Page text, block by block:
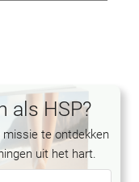
als HSP?
missie te ontdekken
uit het hart.